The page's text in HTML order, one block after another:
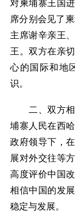
对柬埔寨王国
席分别会见了
主席谢辛亲王
王。双方在亲
心的国际和地
识。
二、双方相
埔寨人民在西
政府领导下，
展对外交往等
高度评价中国
相信中国的发
稳定与发展。